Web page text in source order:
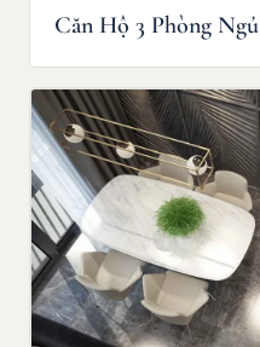
Căn Hộ 3 Phòng Ngủ